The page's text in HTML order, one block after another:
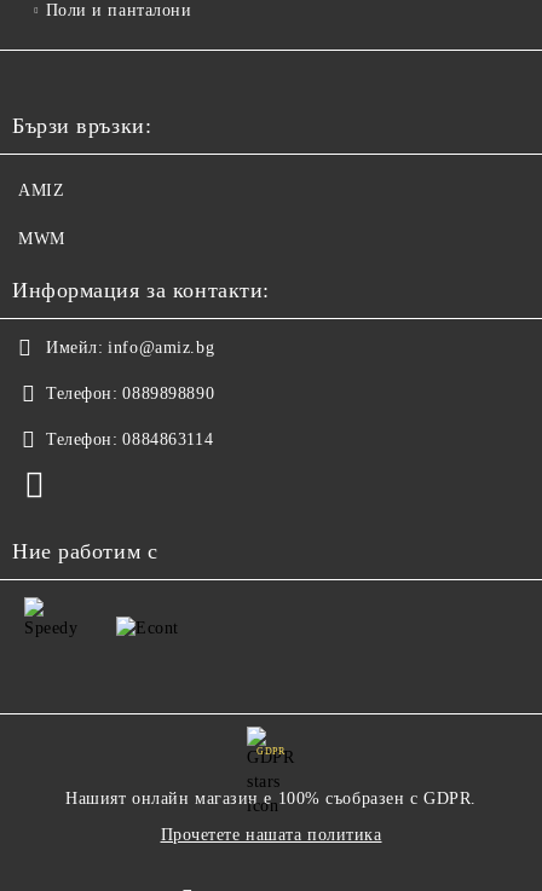
Поли и панталони
Бързи връзки:
AMIZ
MWM
Информация за контакти:
Имейл: info@amiz.bg
Телефон: 0889898890
Телефон: 0884863114
Ние работим с
GDPR
Нашият онлайн магазин е 100% съобразен с GDPR.
Прочетете нашата политика